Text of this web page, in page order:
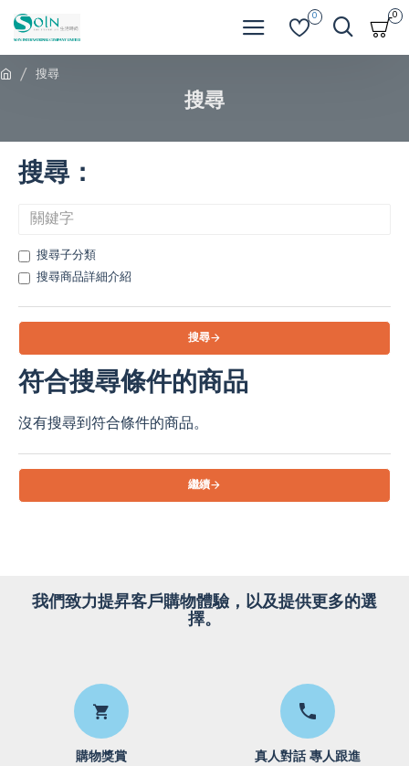
0 0
搜尋
搜尋
搜尋：
搜尋子分類
搜尋商品詳細介紹
搜尋
符合搜尋條件的商品
沒有搜尋到符合條件的商品。
繼續
我們致力提昇客戶購物體驗，以及提供更多的選
擇。
購物獎賞 真人對話 專人跟進